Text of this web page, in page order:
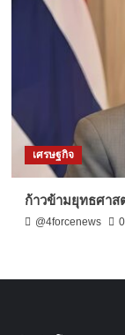
เศรษฐกิจ
ก้าวข้ามยุทธศาส
@4forcenews